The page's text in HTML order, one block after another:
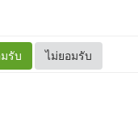
รับ ไม่ยอมรับ